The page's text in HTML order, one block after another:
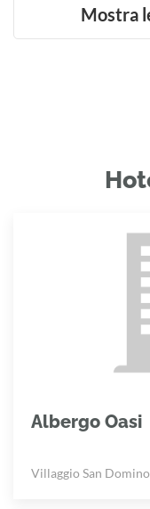
Mostra
Albergo Oasi
Villaggio San Domino